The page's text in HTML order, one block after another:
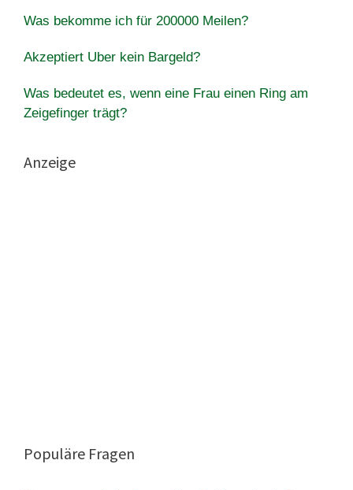
Was bekomme ich für 200000 Meilen?
Akzeptiert Uber kein Bargeld?
Was bedeutet es, wenn eine Frau einen Ring am
Zeigefinger trägt?
Anzeige
Populäre Fragen